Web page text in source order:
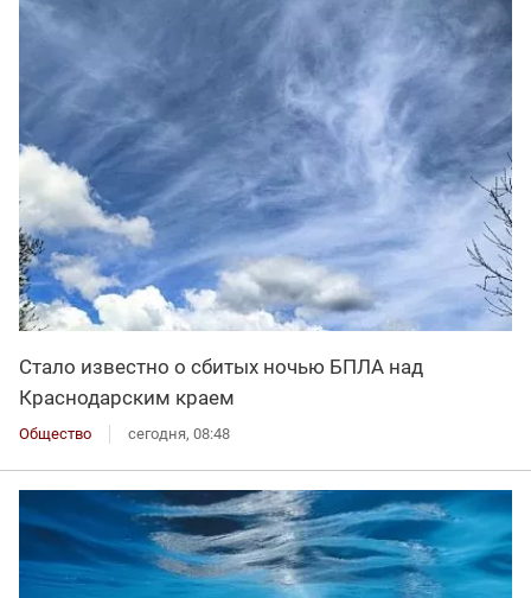
Стало известно о сбитых ночью БПЛА над
Краснодарским краем
Общество сегодня, 08:48